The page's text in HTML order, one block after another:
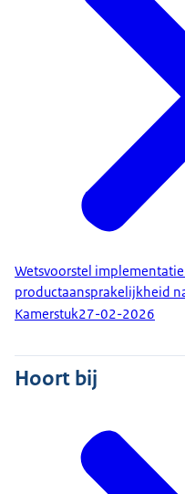
Wetsvoorstel
productaansprakelijkheid
Kamerstuk27-02-2026
Hoort bij